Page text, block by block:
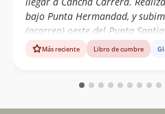
bajo Punta Hermandad, y
(acarreo) oeste del Punta
Más reciente Libro de cumbre